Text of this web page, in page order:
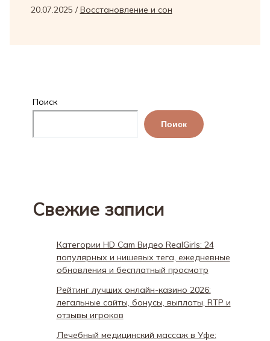
20.07.2025 /Восстановление и сон
Поиск
Поиск
Свежие записи
Категории HD Cam Видео RealGirls: 24
популярных и нишевых тега, ежедневные
обновления и бесплатный просмотр
Рейтинг лучших онлайн-казино 2026:
легальные сайты, бонусы, выплаты, RTP и
отзывы игроков
Лечебный медицинский массаж в Уфе: